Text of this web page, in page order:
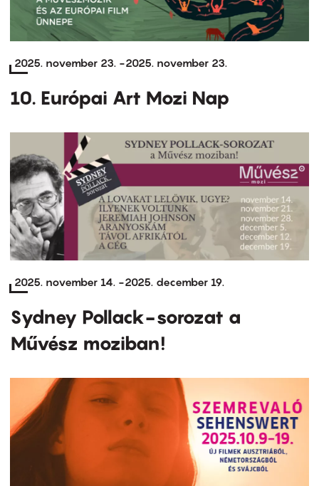
2025. november 23. -2025. november 23.
10. Európai Art Mozi Nap
2025. november 14. -2025. december 19.
Sydney Pollack-sorozat a
Művész moziban!